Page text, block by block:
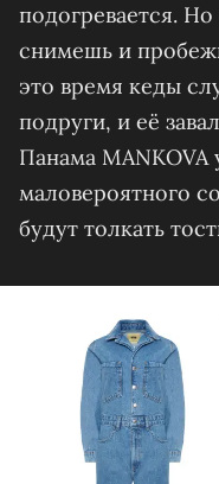
подогревается.
снимешь и
это время кеды
подруги, и её
Панама MANKOVA
маловероятного
будут толкать